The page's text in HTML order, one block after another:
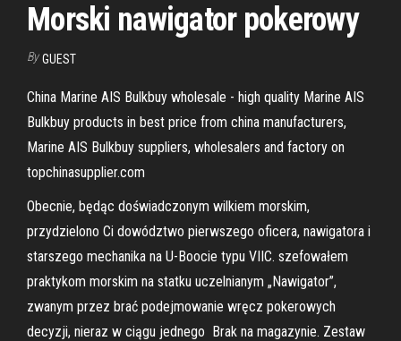
Morski nawigator pokerowy
By GUEST
China Marine AIS Bulkbuy wholesale - high quality Marine AIS
Bulkbuy products in best price from china manufacturers,
Marine AIS Bulkbuy suppliers, wholesalers and factory on
topchinasupplier.com
Obecnie, będąc doświadczonym wilkiem morskim,
przydzielono Ci dowództwo pierwszego oficera, nawigatora i
starszego mechanika na U-Boocie typu VIIC. szefowałem
praktykom morskim na statku uczelnianym „Nawigator”,
zwanym przez brać podejmowanie wręcz pokerowych
decyzji, nieraz w ciągu jednego Brak na magazynie. Zestaw